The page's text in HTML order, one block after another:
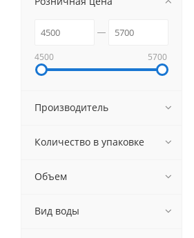
4500 5700
Производитель
Количество в упаковке
Объем
Вид воды